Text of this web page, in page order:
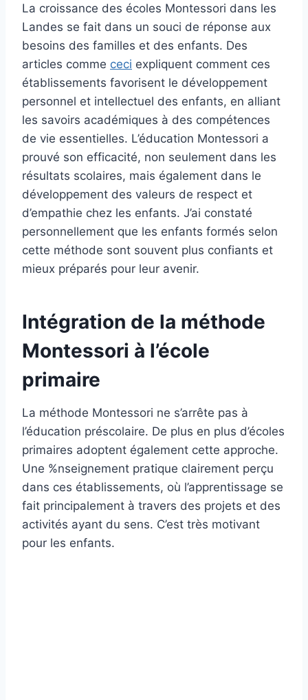
La croissance des écoles Montessori dans les
Landes se fait dans un souci de réponse aux
besoins des familles et des enfants. Des
articles comme ceci expliquent comment ces
établissements favorisent le développement
personnel et intellectuel des enfants, en alliant
les savoirs académiques à des compétences
de vie essentielles. L’éducation Montessori a
prouvé son efficacité, non seulement dans les
résultats scolaires, mais également dans le
développement des valeurs de respect et
d’empathie chez les enfants. J’ai constaté
personnellement que les enfants formés selon
cette méthode sont souvent plus confiants et
mieux préparés pour leur avenir.
Intégration de la méthode
Montessori à l’école
primaire
La méthode Montessori ne s’arrête pas à
l’éducation préscolaire. De plus en plus d’écoles
primaires adoptent également cette approche.
Une %nseignement pratique clairement perçu
dans ces établissements, où l’apprentissage se
fait principalement à travers des projets et des
activités ayant du sens. C’est très motivant
pour les enfants.